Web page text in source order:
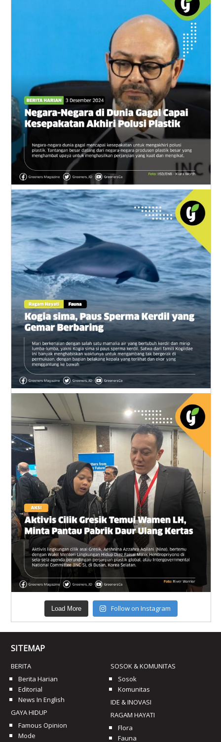
Load More Follow on Instagram
SITEMAP
BERITA
Berita Harian
Editorial
News In English
GAYA HIDUP
Famous Opinion
Mode
SOSOK & KOMUNITAS
Sosok
Komunitas
IDE & INOVASI
RAGAM HAYATI
Flora
Fauna